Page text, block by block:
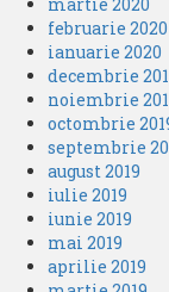
februarie 2020
ianuarie 2020
decembrie
noiembrie
octombrie
septembrie
august 2019
iulie 2019
iunie 2019
mai 2019
aprilie 2019